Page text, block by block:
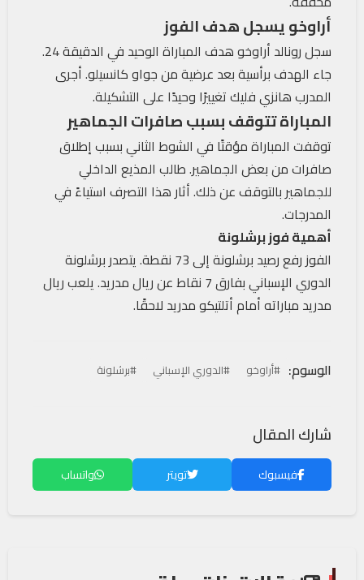
أراوخو يسجل هدف الفوز
سجل رونالد أراوخو هدف المباراة الوحيد في الدقيقة 24.
جاء الهدف برأسية بعد عرضية من جواو كانسيلو. أجرى
المدرب هانزي فليك تغييرًا وحيدًا على التشكيلة.
المباراة تتوقف بسبب صافرات الجماهير
توقفت المباراة مؤقتًا في الشوط الثاني بسبب إطلاق
صافرات من بعض الجماهير. طالب المذيع الداخلي
للجماهير بالتوقف عن ذلك. أثار هذا التصرف استياءً في
المدرجات.
أهمية فوز برشلونة
الفوز رفع رصيد برشلونة إلى 73 نقطة. يتصدر برشلونة
الدوري الإسباني بفارق 7 نقاط عن ريال مدريد. يلعب ريال
مدريد مباراته أمام أتلتيكو مدريد لاحقًا.
الوسوم: #أراوخو #الدوري الإسباني #برشلونة
شارك المقال
فيسبوك تويتر واتساب